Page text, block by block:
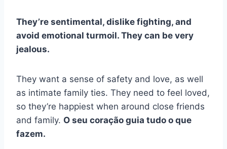
They’re sentimental, dislike fighting, and
avoid emotional turmoil. They can be very
jealous.
They want a sense of safety and love, as well
as intimate family ties. They need to feel loved,
so they’re happiest when around close friends
and family. O seu coração guia tudo o que
fazem.